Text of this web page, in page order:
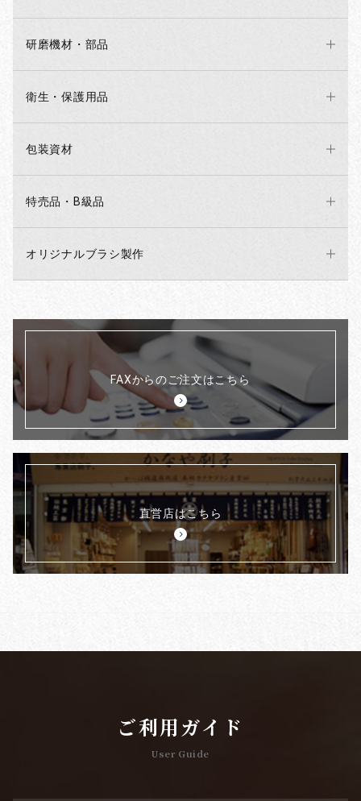
研磨機材・部品
衛生・保護用品
包装資材
特売品・B級品
オリジナルブラシ製作
FAXからのご注文はこちら
直営店はこちら
ご利用ガイド
User Guide